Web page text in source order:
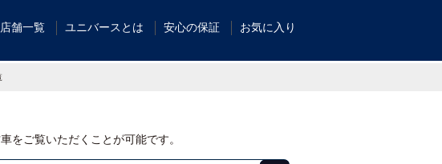
舗一覧 ユニバースとは 安心の保証 お気に入り
をご覧いただくことが可能です。